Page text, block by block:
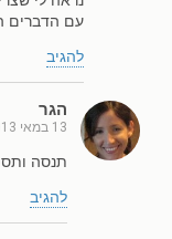
עם הדברים
להגיב
הגר
13 במאי 2013
תנסה
להגיב